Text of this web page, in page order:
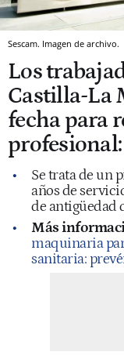
Sescam. Imagen de archivo.
Los
Castilla-La
fecha para
Se trata de un
años de
de antigüedad
Más
maquinaria
sanitaria: